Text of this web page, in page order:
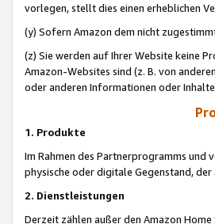
vorlegen, stellt dies einen erheblichen
(y) Sofern Amazon dem nicht
(z) Sie werden auf Ihrer Website keine
Amazon-Websites sind (z. B. von
oder anderen Informationen oder
1. Produkte
Im Rahmen des Partnerprogramms und
physische oder digitale Gegenstand,
2. Dienstleistungen
Derzeit zählen außer den Amazon